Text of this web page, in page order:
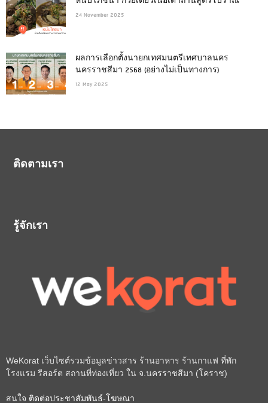
24 November 2025
ผลการเลือกตั้งนายกเทศมนตรีเทศบาลนคร
นครราชสีมา 2568 (อย่างไม่เป็นทางการ)
12 May 2025
ติดตามเรา
รู้จักเรา
WeKorat เว็บไซต์รวมข้อมูลข่าวสาร ร้านอาหาร ร้านกาแฟ ที่พัก
โรงแรม รีสอร์ต สถานที่ท่องเที่ยว ใน จ.นครราชสีมา (โคราช)
สนใจ ติดต่อประชาสัมพันธ์-โฆษณา